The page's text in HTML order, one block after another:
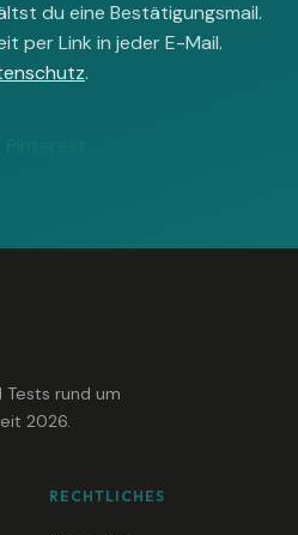
du eine Bestätigungsmail.
per Link in jeder E-Mail.
.
Tests rund um
2026.
RECHTLICHES